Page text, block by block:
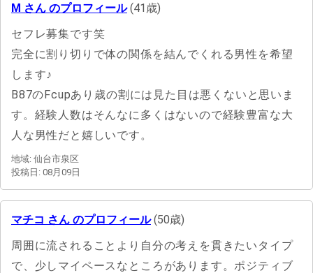
M さん のプロフィール(41歳)
セフレ募集です笑
完全に割り切りで体の関係を結んでくれる男性を希望
します♪
B87のFcupあり歳の割には見た目は悪くないと思いま
す。経験人数はそんなに多くはないので経験豊富な大
人な男性だと嬉しいです。
地域: 仙台市泉区
投稿日: 08月09日
マチコ さん のプロフィール(50歳)
周囲に流されることより自分の考えを貫きたいタイプ
で、少しマイペースなところがあります。ポジティブ